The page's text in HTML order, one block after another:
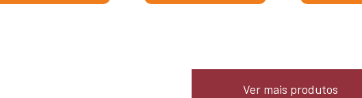
Ver mais produtos